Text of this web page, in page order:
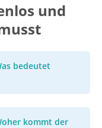
und
bedeutet
kommt der